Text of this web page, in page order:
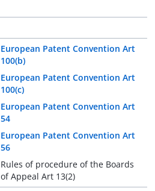
European Patent Convention Art
100(b)
European Patent Convention Art
100(c)
European Patent Convention Art
54
European Patent Convention Art
56
Rules of procedure of the Boards
of Appeal Art 13(2)